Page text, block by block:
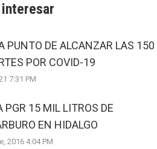
PUNTO DE ALCANZAR LAS 150
POR COVID-19
7:31 PM
PGR 15 MIL LITROS DE
EN HIDALGO
2016 4:04 PM